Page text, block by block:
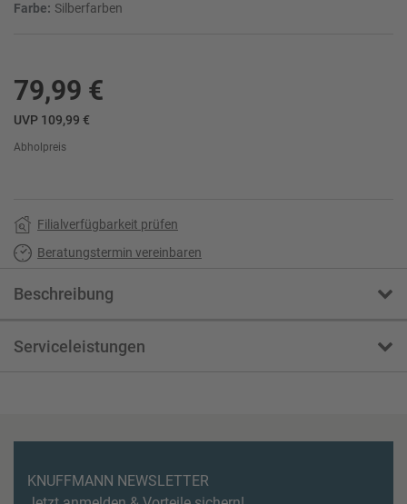
Farbe: Silberfarben
79,99 €
UVP 109,99 €
Abholpreis
Filialverfügbarkeit prüfen
Beratungstermin vereinbaren
Beschreibung
Serviceleistungen
KNUFFMANN NEWSLETTER